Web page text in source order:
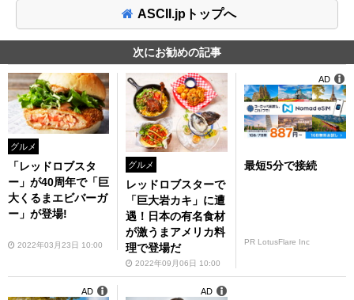
ASCII.jpトップへ
次にお勧めの記事
グルメ
「レッドロブスタ
ー」が40周年で「巨
大くるまエビバーガ
ー」が登場!
2022年03月23日 10:00
グルメ
レッドロブスターで
「巨大岩カキ」に遭
遇！日本の有名食材
が激うまアメリカ料
理で登場だ
2022年09月06日 10:00
最短5分で接続
PR LotusFlare Inc
AD
AD AD